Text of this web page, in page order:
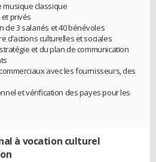
musique classique
privés
de 3 salariés et 40 bénévoles
d’actions culturelles et sociales
et du plan de communication
avec les fournisseurs, des
et vérification des payes pour les
à vocation culturel